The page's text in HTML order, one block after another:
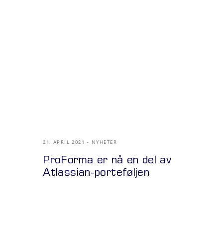
21. APRIL 2021 NYHETER
ProForma er nå en del av
Atlassian-porteføljen